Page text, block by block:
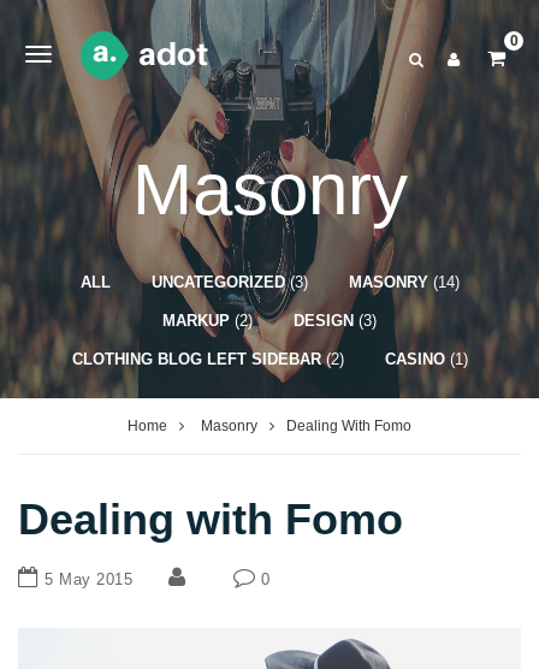
0
Masonry
ALL UNCATEGORIZED(3) MASONRY(14)
MARKUP (2) DESIGN (3)
CLOTHING BLOG LEFT SIDEBAR(2) CASINO(1)
Home Masonry Dealing With Fomo
Dealing with Fomo
5 May 2015 0